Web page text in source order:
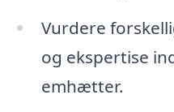
Vurdere
og ekspertise
emhætter.